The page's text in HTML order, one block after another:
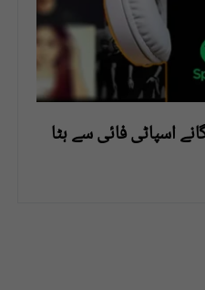
اسپاٹی فائی سے ہٹا